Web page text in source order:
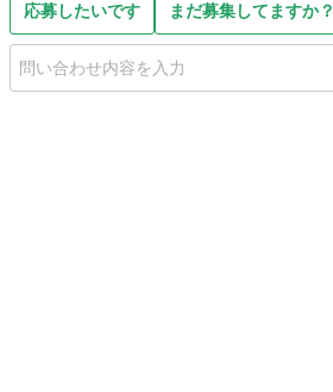
応募したいです まだ募集してますか？